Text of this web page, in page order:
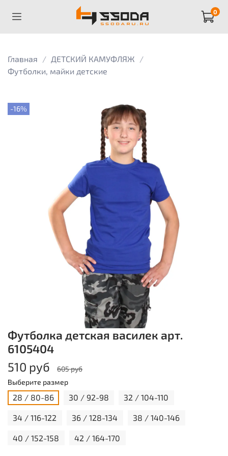
0
Главная
ДЕТСКИЙ КАМУФЛЯЖ
Футболки, майки детские
-16%
Футболка детская василек арт.
6105404
510 руб
605 руб
Выберите размер
28 / 80-86 30 / 92-98 32 / 104-110
34 / 116-122 36 / 128-134 38 / 140-146
40 / 152-158 42 / 164-170